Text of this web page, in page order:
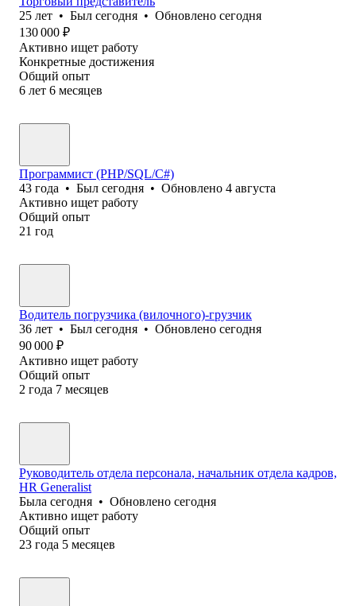
25 лет • Был сегодня • Обновлено сегодня
130 000 ₽
Активно ищет работу
Конкретные достижения
Общий опыт
6 лет 6 месяцев
Программист (PHP/SQL/C#)
43 года • Был сегодня • Обновлено 4 августа
Активно ищет работу
Общий опыт
21 год
Водитель погрузчика (вилочного)-грузчик
36 лет • Был сегодня • Обновлено сегодня
90 000 ₽
Активно ищет работу
Общий опыт
2 года 7 месяцев
Руководитель отдела персонала, начальник отдела кадров,
HR Generalist
Была сегодня • Обновлено сегодня
Активно ищет работу
Общий опыт
23 года 5 месяцев